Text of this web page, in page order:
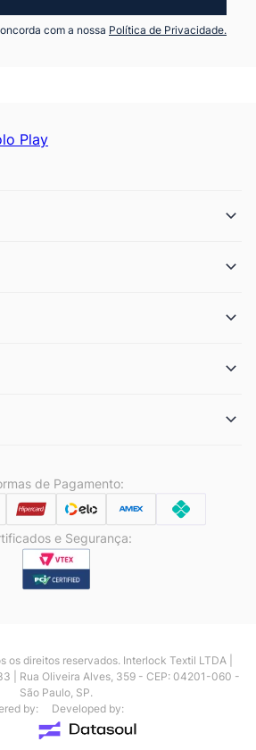
com a nossa Política de Privacidade.
de Pagamento:
e Segurança:
direitos reservados. Interlock Textil LTDA |
| Rua Oliveira Alves, 359 - CEP: 04201-060 -
São Paulo, SP.
by:
Developed by: